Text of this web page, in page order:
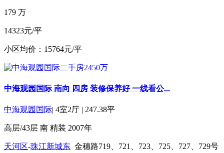
179 万
14323元/平
小区均价：15764元/平
中海观园国际 南向 四房 装修保养好 一线看公...
中海观园国际| 4室2厅 | 247.38平
高层/43层 南 精装 2007年
天河区-珠江新城东 金穗路719、721、723、725、727、729号